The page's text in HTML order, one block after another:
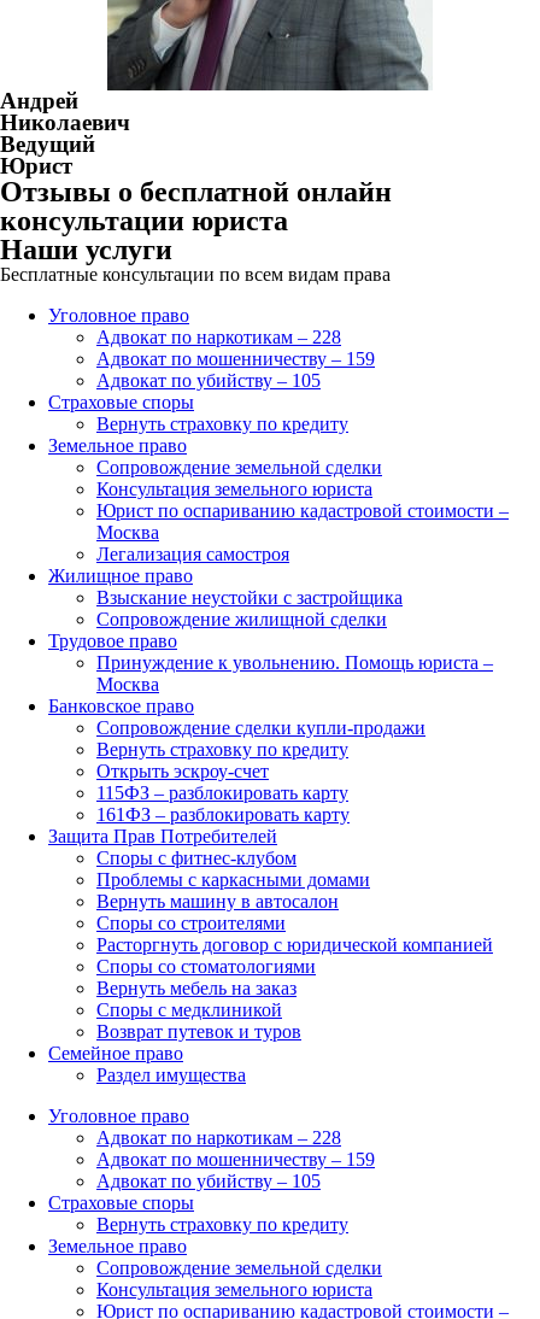
Андрей
Николаевич
Ведущий
Юрист
Отзывы о бесплатной онлайн
консультации юриста
Наши услуги
Бесплатные консультации по всем видам права
Уголовное право
Адвокат по наркотикам – 228
Адвокат по мошенничеству – 159
Адвокат по убийству – 105
Страховые споры
Вернуть страховку по кредиту
Земельное право
Сопровождение земельной сделки
Консультация земельного юриста
Юрист по оспариванию кадастровой стоимости –
Москва
Легализация самостроя
Жилищное право
Взыскание неустойки с застройщика
Сопровождение жилищной сделки
Трудовое право
Принуждение к увольнению. Помощь юриста –
Москва
Банковское право
Сопровождение сделки купли-продажи
Вернуть страховку по кредиту
Открыть эскроу-счет
115ФЗ – разблокировать карту
161ФЗ – разблокировать карту
Защита Прав Потребителей
Споры с фитнес-клубом
Проблемы с каркасными домами
Вернуть машину в автосалон
Споры со строителями
Расторгнуть договор с юридической компанией
Споры со стоматологиями
Вернуть мебель на заказ
Споры с медклиникой
Возврат путевок и туров
Семейное право
Раздел имущества
Уголовное право
Адвокат по наркотикам – 228
Адвокат по мошенничеству – 159
Адвокат по убийству – 105
Страховые споры
Вернуть страховку по кредиту
Земельное право
Сопровождение земельной сделки
Консультация земельного юриста
Юрист по оспариванию кадастровой стоимости –